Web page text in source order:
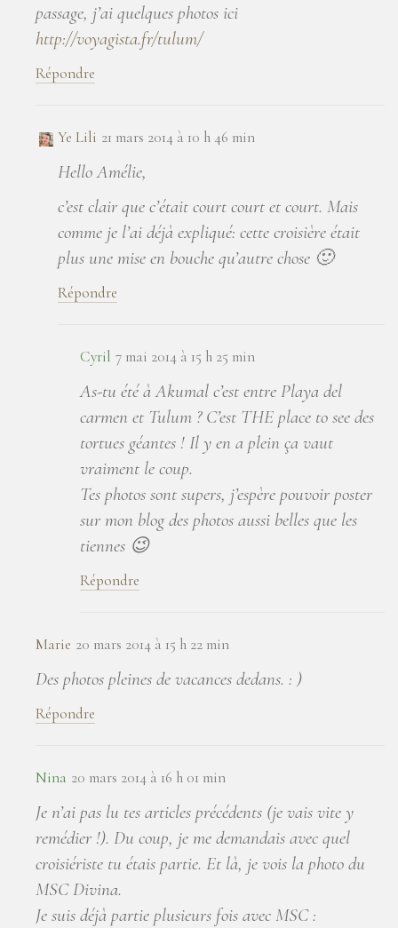
passage, j’ai quelques photos ici
http://voyagista.fr/tulum/
Répondre
Ye Lili 21 mars 2014 à 10 h 46 min
Hello Amélie,
c’est clair que c’était court court et court. Mais
comme je l’ai déjà expliqué: cette croisière était
plus une mise en bouche qu’autre chose 🙂
Répondre
Cyril 7 mai 2014 à 15 h 25 min
As-tu été à Akumal c’est entre Playa del
carmen et Tulum ? C’est THE place to see des
tortues géantes ! Il y en a plein ça vaut
vraiment le coup.
Tes photos sont supers, j’espère pouvoir poster
sur mon blog des photos aussi belles que les
tiennes 😉
Répondre
Marie 20 mars 2014 à 15 h 22 min
Des photos pleines de vacances dedans. : )
Répondre
Nina 20 mars 2014 à 16 h 01 min
Je n’ai pas lu tes articles précédents (je vais vite y
remédier !). Du coup, je me demandais avec quel
croisiériste tu étais partie. Et là, je vois la photo du
MSC Divina.
Je suis déjà partie plusieurs fois avec MSC :